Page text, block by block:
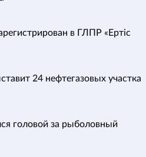
в ГЛПР «Ертіс
24 нефтегазовых участка
головой за рыболовный